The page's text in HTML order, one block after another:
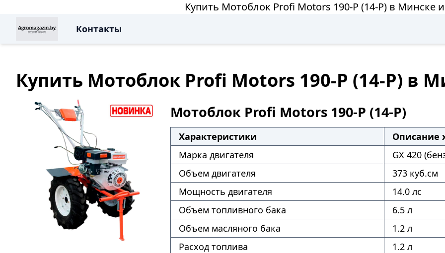
Купить Мотоблок Profi Motors 190-P (14-P) в Минске
Контакты
Купить Мотоблок Profi Motors 190-P (14-P) в
Мотоблок Profi Motors 190-P (14-P)
Характеристики
Описание
Марка двигателя
GX 420
Объем двигателя
373 куб.см
Мощность двигателя
14.0 лс
Объем топливного бака
6.5 л
Объем масляного бака
1.2 л
Расход топлива
1.2 л